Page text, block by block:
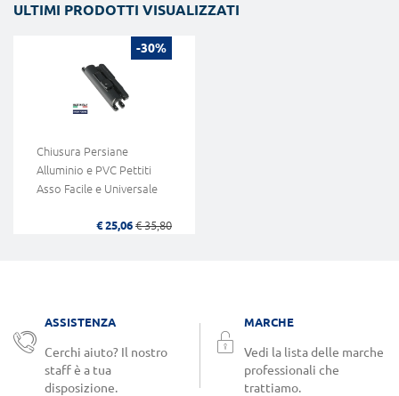
ULTIMI PRODOTTI VISUALIZZATI
-30%
Chiusura Persiane
Alluminio e PVC Pettiti
Asso Facile e Universale
€ 25,06 € 35,80
ASSISTENZA
Cerchi aiuto? Il nostro
staff è a tua
disposizione.
MARCHE
Vedi la lista delle marche
professionali che
trattiamo.